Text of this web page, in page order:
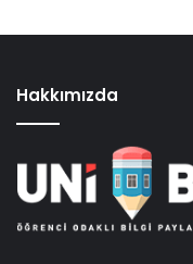
Hakkımızda